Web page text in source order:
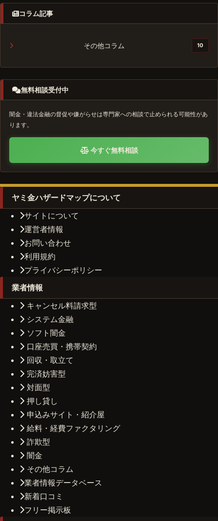
コラム記事
その他コラム 10
無料相談受付中
闇金・違法金融の督促や嫌がらせは専門家への相談で止められる可能性があ
ります。
今すぐ無料相談
ヤミ金ハザードマップについて
サイトについて
運営者情報
お問い合わせ
利用規約
プライバシーポリシー
業者情報
キャンセル料請求型
システム金融
ソフト闇金
口座売買・携帯契約
回収・取立て
完済妨害型
対面型
押し貸し
申込みサイト・紹介屋
給料・経費ファクタリング
詐欺型
闇金
その他コラム
業者情報データベース
新着口コミ
フリー掲示板